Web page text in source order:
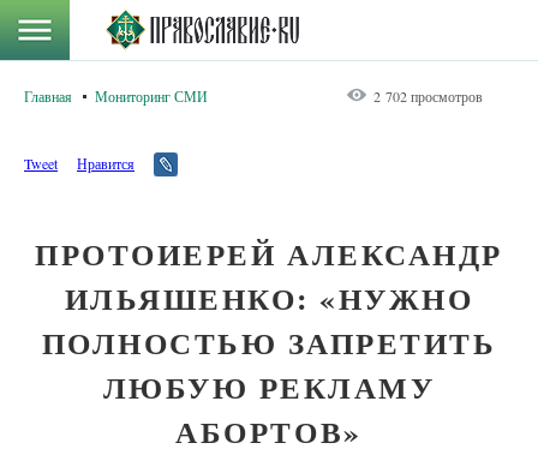
Главная Мониторинг СМИ 2 702 просмотров
Tweet Нравится
ПРОТОИЕРЕЙ АЛЕКСАНДР
ИЛЬЯШЕНКО: «НУЖНО
ПОЛНОСТЬЮ ЗАПРЕТИТЬ
ЛЮБУЮ РЕКЛАМУ
АБОРТОВ»